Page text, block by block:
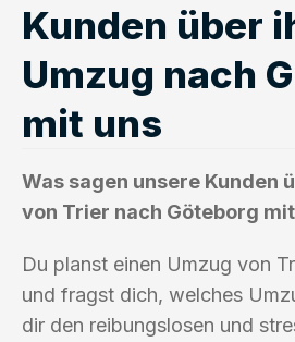
Kunden über
Umzug nach
mit uns
Was sagen unsere Kunden
von Trier nach Göteborg
Du planst einen Umzug von
und fragst dich, welches
dir den reibungslosen und